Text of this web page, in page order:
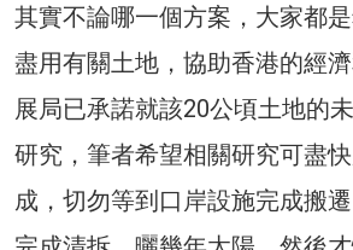
其實不論哪一個方案，大家都是
盡用有關土地，協助香港的經
展局已承諾就該20公頃土地的
研究，筆者希望相關研究可盡
成，切勿等到口岸設施完成搬